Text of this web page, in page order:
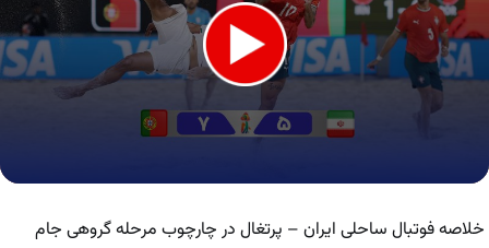
خلاصه فوتبال ساحلی ایران – پرتغال در چارچوب مرحله گروهی جام